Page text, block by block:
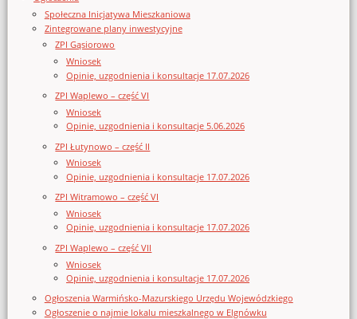
Społeczna Inicjatywa Mieszkaniowa
Zintegrowane plany inwestycyjne
ZPI Gąsiorowo
Wniosek
Opinie, uzgodnienia i konsultacje 17.07.2026
ZPI Waplewo – część VI
Wniosek
Opinie, uzgodnienia i konsultacje 5.06.2026
ZPI Łutynowo – część II
Wniosek
Opinie, uzgodnienia i konsultacje 17.07.2026
ZPI Witramowo – część VI
Wniosek
Opinie, uzgodnienia i konsultacje 17.07.2026
ZPI Waplewo – część VII
Wniosek
Opinie, uzgodnienia i konsultacje 17.07.2026
Ogłoszenia Warmińsko-Mazurskiego Urzędu Wojewódzkiego
Ogłoszenie o najmie lokalu mieszkalnego w Elgnówku